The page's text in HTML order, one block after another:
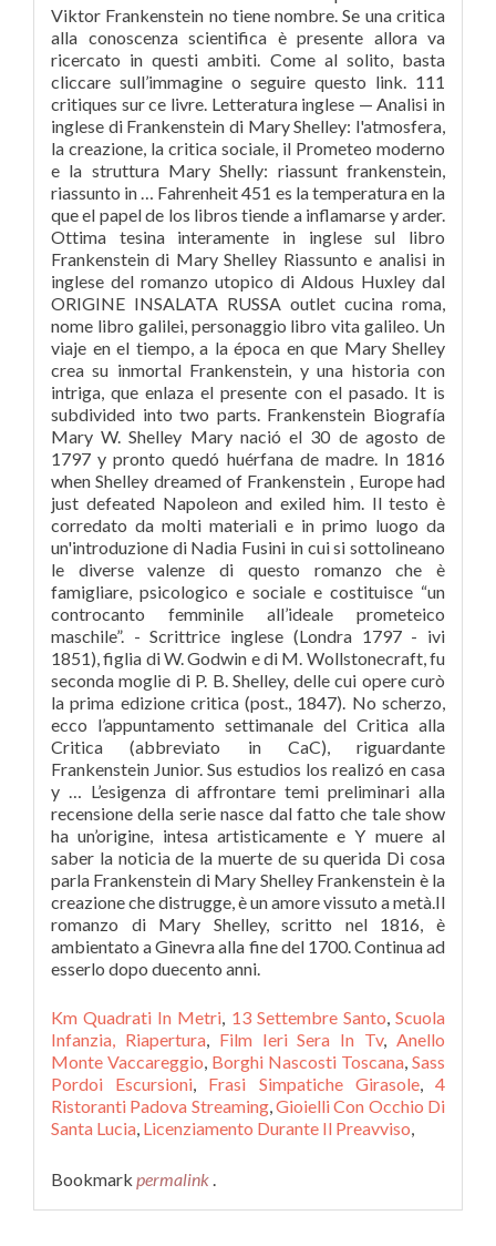
Viktor Frankenstein no tiene nombre. Se una critica
alla conoscenza scientifica è presente allora va
ricercato in questi ambiti. Come al solito, basta
cliccare sull’immagine o seguire questo link. 111
critiques sur ce livre. Letteratura inglese — Analisi in
inglese di Frankenstein di Mary Shelley: l'atmosfera,
la creazione, la critica sociale, il Prometeo moderno
e la struttura Mary Shelly: riassunt frankenstein,
riassunto in … Fahrenheit 451 es la temperatura en la
que el papel de los libros tiende a inflamarse y arder.
Ottima tesina interamente in inglese sul libro
Frankenstein di Mary Shelley Riassunto e analisi in
inglese del romanzo utopico di Aldous Huxley dal
ORIGINE INSALATA RUSSA outlet cucina roma,
nome libro galilei, personaggio libro vita galileo. Un
viaje en el tiempo, a la época en que Mary Shelley
crea su inmortal Frankenstein, y una historia con
intriga, que enlaza el presente con el pasado. It is
subdivided into two parts. Frankenstein Biografía
Mary W. Shelley Mary nació el 30 de agosto de
1797 y pronto quedó huérfana de madre. In 1816
when Shelley dreamed of Frankenstein , Europe had
just defeated Napoleon and exiled him. Il testo è
corredato da molti materiali e in primo luogo da
un'introduzione di Nadia Fusini in cui si sottolineano
le diverse valenze di questo romanzo che è
famigliare, psicologico e sociale e costituisce “un
controcanto femminile all’ideale prometeico
maschile”. - Scrittrice inglese (Londra 1797 - ivi
1851), figlia di W. Godwin e di M. Wollstonecraft, fu
seconda moglie di P. B. Shelley, delle cui opere curò
la prima edizione critica (post., 1847). No scherzo,
ecco l’appuntamento settimanale del Critica alla
Critica (abbreviato in CaC), riguardante
Frankenstein Junior. Sus estudios los realizó en casa
y … L’esigenza di affrontare temi preliminari alla
recensione della serie nasce dal fatto che tale show
ha un’origine, intesa artisticamente e Y muere al
saber la noticia de la muerte de su querida Di cosa
parla Frankenstein di Mary Shelley Frankenstein è la
creazione che distrugge, è un amore vissuto a metà.Il
romanzo di Mary Shelley, scritto nel 1816, è
ambientato a Ginevra alla fine del 1700. Continua ad
esserlo dopo duecento anni.
Km Quadrati In Metri, 13 Settembre Santo,Scuola
Infanzia, Riapertura, Film Ieri Sera In Tv,Anello
Monte Vaccareggio, Borghi Nascosti Toscana, Sass
Pordoi Escursioni, Frasi Simpatiche Girasole,4
Ristoranti Padova Streaming,Gioielli Con Occhio Di
Santa Lucia, Licenziamento Durante Il Preavviso,
Bookmark permalink .